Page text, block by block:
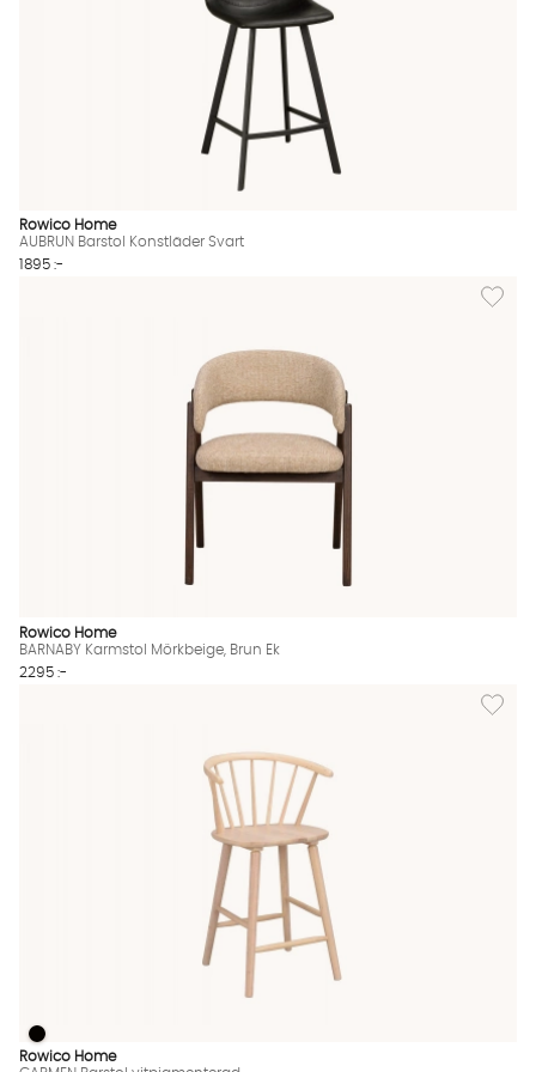
Rowico Home
AUBRUN Barstol Konstläder Svart
1895 :-
Lägg
Rowico Home
BARNABY Karmstol Mörkbeige, Brun Ek
2295 :-
Lägg
CARMEN Barstol vitpigmenterad Finns även i dessa färger:
CARMEN Barstol vitpigmenterad
Rowico Home